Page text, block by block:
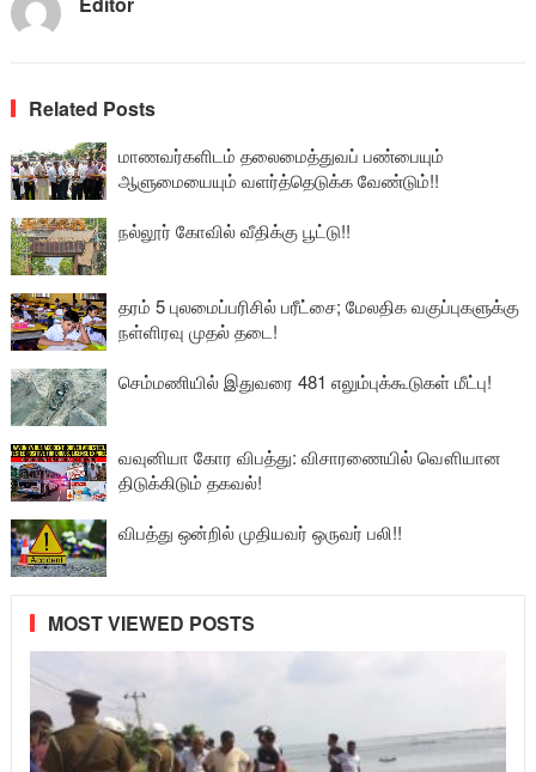
Related Posts
மாணவர்களிடம் தலைமைத்துவப் பண்பையும்
ஆளுமையையும் வளர்த்தெடுக்க வேண்டும்!!
நல்லூர் கோவில் வீதிக்கு பூட்டு!!
தரம் 5 புலமைப்பரிசில் பரீட்சை; மேலதிக வகுப்புகளுக்கு
நள்ளிரவு முதல் தடை!
செம்மணியில் இதுவரை 481 எலும்புக்கூடுகள் மீட்பு!
வவுனியா கோர விபத்து: விசாரணையில் வௌியான
திடுக்கிடும் தகவல்!
விபத்து ஒன்றில் முதியவர் ஒருவர் பலி!!
MOST VIEWED POSTS